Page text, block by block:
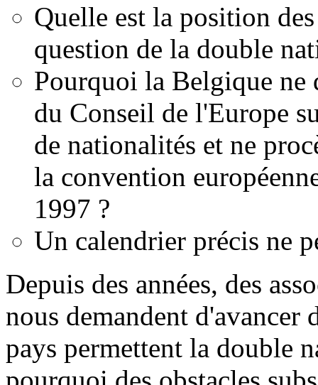
Quelle est la position
question de la double
Pourquoi la Belgique ne
du Conseil de l'Europe
de nationalités et ne
la convention
1997 ?
Un calendrier précis ne
Depuis des années, des
nous demandent d'avancer
pays permettent la double